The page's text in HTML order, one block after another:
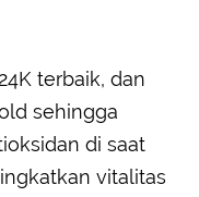
terbaik, dan
sehingga
di saat
vitalitas